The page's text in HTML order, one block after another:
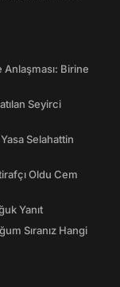
Birine
Seyirci
Selahattin
Oldu Cem
Yanıt
Sıranız Hangi